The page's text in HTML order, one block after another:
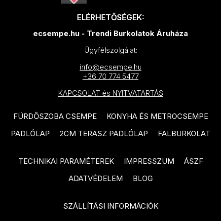
DOMINO Tempre Grey
DOMINO Bonella termékcsalád
DOMINO Woodbrille termékcsalád
DOMINO Margot Blue termékcsalád
DOMINO Burano Green
DOMINO Astri termékcsalád
DOMINO Gris termékcsalád
DOMINO Tempre Beige
MAINZU Trinity termékcsalád
MAINZU Travertine termékcsalád
MAINZU Via Augusta termékcsalád
UNDEFASA Diverso termékcsalád
CERSANIT Pine Wood termékcsalád
CERSANIT Finwood termékcsalád
CERSANIT Royalwood
CERSANIT Birch Wood
ELÉRHETŐSÉGEK:
ecsempe.hu - Trendi Burkolatok Áruháza
Ügyfélszolgálat:
info@ecsempe.hu
+36 70 774 5477
KAPCSOLAT és NYITVATARTÁS
FÜRDŐSZOBA CSEMPE
KONYHA ÉS METROCSEMPE
PADLÓLAP
2CM TERASZ PADLÓLAP FALBURKOLAT
TECHNIKAI PARAMÉTEREK IMPRESSZUM
ÁSZF
ADATVÉDELEM
BLOG
SZÁLLÍTÁSI INFORMÁCIÓK